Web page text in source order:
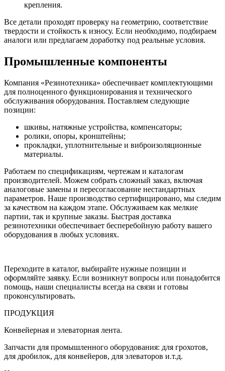
крепления.
Все детали проходят проверку на геометрию, соответствие
твердости и стойкость к износу. Если необходимо, подбираем
аналоги или предлагаем доработку под реальные условия.
Промышленные компоненты
Компания «Резинотехника» обеспечивает комплектующими
для полноценного функционирования и технического
обслуживания оборудования. Поставляем следующие
позиции:
шкивы, натяжные устройства, компенсаторы;
ролики, опоры, кронштейны;
прокладки, уплотнительные и виброизоляционные
материалы.
Работаем по спецификациям, чертежам и каталогам
производителей. Можем собрать сложный заказ, включая
аналоговые замены и пересогласование нестандартных
параметров. Наше производство сертифицировано, мы следим
за качеством на каждом этапе. Обслуживаем как мелкие
партии, так и крупные заказы. Быстрая доставка
резинотехники обеспечивает бесперебойную работу вашего
оборудования в любых условиях.
Переходите в каталог, выбирайте нужные позиции и
оформляйте заявку. Если возникнут вопросы или понадобится
помощь, наши специалисты всегда на связи и готовы
проконсультировать.
ПРОДУКЦИЯ
Конвейерная и элеваторная лента.
Запчасти для промышленного оборудования: для грохотов,
для дробилок, для конвейеров, для элеваторов и.т.д.